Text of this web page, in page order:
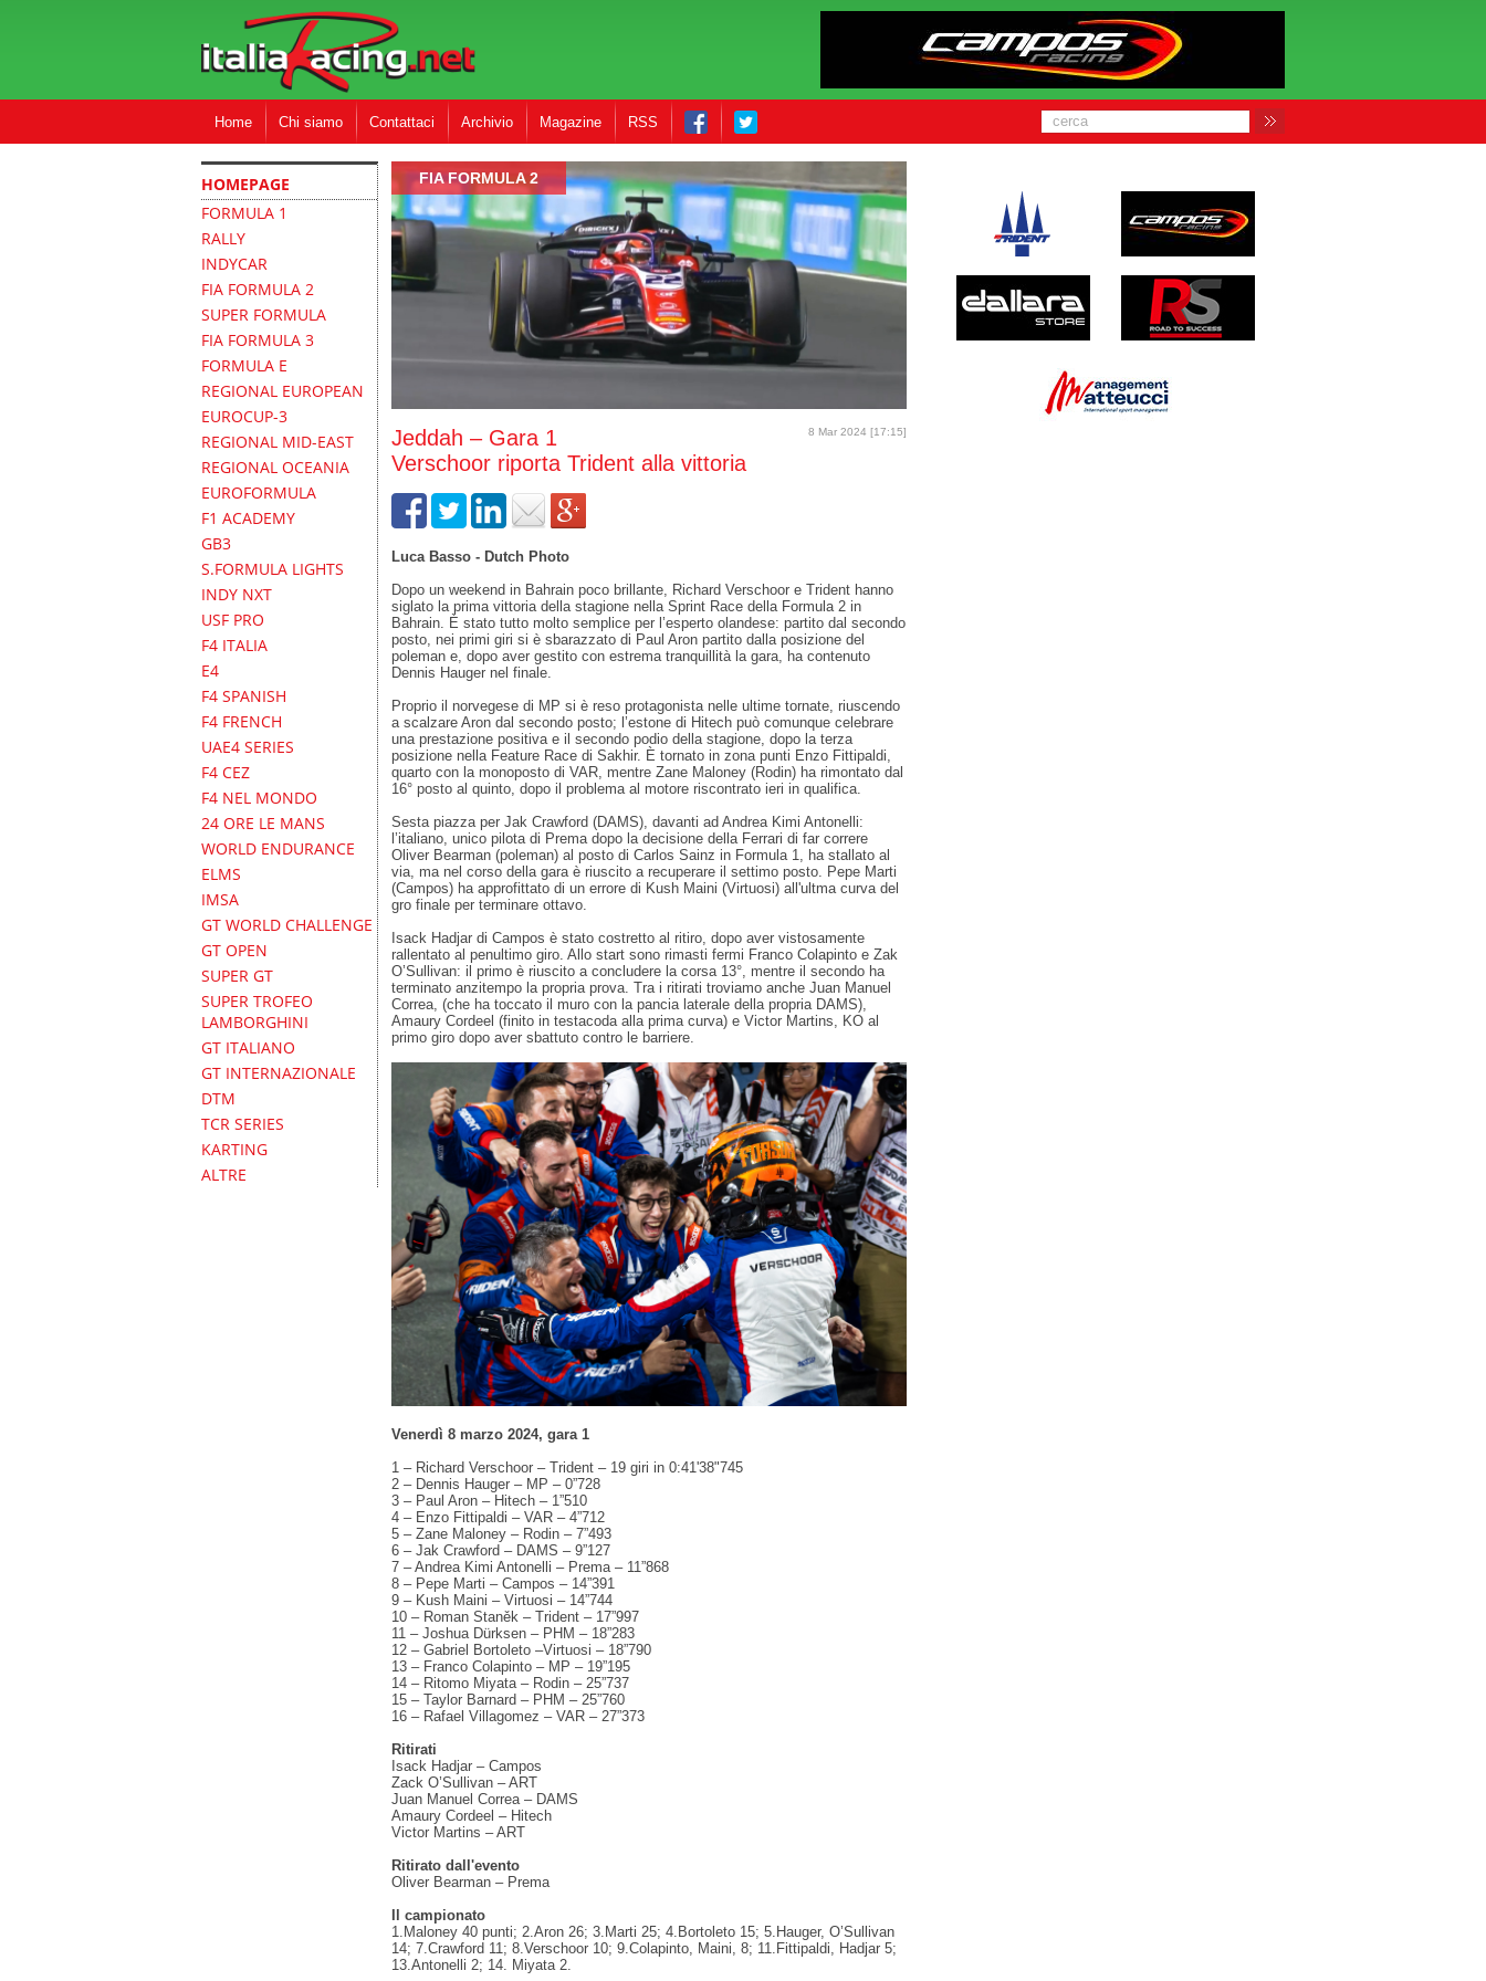
Home Chi siamo Contattaci Archivio Magazine RSS
HOMEPAGE
FORMULA 1
RALLY
INDYCAR
FIA FORMULA 2
SUPER FORMULA
FIA FORMULA 3
FORMULA E
REGIONAL EUROPEAN
EUROCUP-3
REGIONAL MID-EAST
REGIONAL OCEANIA
EUROFORMULA
F1 ACADEMY
GB3
S.FORMULA LIGHTS
INDY NXT
USF PRO
F4 ITALIA
E4
F4 SPANISH
F4 FRENCH
UAE4 SERIES
F4 CEZ
F4 NEL MONDO
24 ORE LE MANS
WORLD ENDURANCE
ELMS
IMSA
GT WORLD CHALLENGE
GT OPEN
SUPER GT
SUPER TROFEO
LAMBORGHINI
GT ITALIANO
GT INTERNAZIONALE
DTM
TCR SERIES
KARTING
ALTRE
FIA FORMULA 2
8 Mar 2024 [17:15]
Jeddah – Gara 1
Verschoor riporta Trident alla vittoria
Luca Basso - Dutch Photo
Dopo un weekend in Bahrain poco brillante, Richard Verschoor e Trident hanno
siglato la prima vittoria della stagione nella Sprint Race della Formula 2 in
Bahrain. È stato tutto molto semplice per l’esperto olandese: partito dal secondo
posto, nei primi giri si è sbarazzato di Paul Aron partito dalla posizione del
poleman e, dopo aver gestito con estrema tranquillità la gara, ha contenuto
Dennis Hauger nel finale.
Proprio il norvegese di MP si è reso protagonista nelle ultime tornate, riuscendo
a scalzare Aron dal secondo posto; l’estone di Hitech può comunque celebrare
una prestazione positiva e il secondo podio della stagione, dopo la terza
posizione nella Feature Race di Sakhir. È tornato in zona punti Enzo Fittipaldi,
quarto con la monoposto di VAR, mentre Zane Maloney (Rodin) ha rimontato dal
16° posto al quinto, dopo il problema al motore riscontrato ieri in qualifica.
Sesta piazza per Jak Crawford (DAMS), davanti ad Andrea Kimi Antonelli:
l’italiano, unico pilota di Prema dopo la decisione della Ferrari di far correre
Oliver Bearman (poleman) al posto di Carlos Sainz in Formula 1, ha stallato al
via, ma nel corso della gara è riuscito a recuperare il settimo posto. Pepe Marti
(Campos) ha approfittato di un errore di Kush Maini (Virtuosi) all'ultma curva del
gro finale per terminare ottavo.
Isack Hadjar di Campos è stato costretto al ritiro, dopo aver vistosamente
rallentato al penultimo giro. Allo start sono rimasti fermi Franco Colapinto e Zak
O’Sullivan: il primo è riuscito a concludere la corsa 13°, mentre il secondo ha
terminato anzitempo la propria prova. Tra i ritirati troviamo anche Juan Manuel
Correa, (che ha toccato il muro con la pancia laterale della propria DAMS),
Amaury Cordeel (finito in testacoda alla prima curva) e Victor Martins, KO al
primo giro dopo aver sbattuto contro le barriere.
Venerdì 8 marzo 2024, gara 1
1 – Richard Verschoor – Trident – 19 giri in 0:41'38"745
2 – Dennis Hauger – MP – 0”728
3 – Paul Aron – Hitech – 1”510
4 – Enzo Fittipaldi – VAR – 4”712
5 – Zane Maloney – Rodin – 7”493
6 – Jak Crawford – DAMS – 9”127
7 – Andrea Kimi Antonelli – Prema – 11”868
8 – Pepe Marti – Campos – 14”391
9 – Kush Maini – Virtuosi – 14”744
10 – Roman Staněk – Trident – 17”997
11 – Joshua Dürksen – PHM – 18”283
12 – Gabriel Bortoleto –Virtuosi – 18”790
13 – Franco Colapinto – MP – 19”195
14 – Ritomo Miyata – Rodin – 25”737
15 – Taylor Barnard – PHM – 25”760
16 – Rafael Villagomez – VAR – 27”373
Ritirati
Isack Hadjar – Campos
Zack O’Sullivan – ART
Juan Manuel Correa – DAMS
Amaury Cordeel – Hitech
Victor Martins – ART
Ritirato dall'evento
Oliver Bearman – Prema
Il campionato
1.Maloney 40 punti; 2.Aron 26; 3.Marti 25; 4.Bortoleto 15; 5.Hauger, O’Sullivan
14; 7.Crawford 11; 8.Verschoor 10; 9.Colapinto, Maini, 8; 11.Fittipaldi, Hadjar 5;
13.Antonelli 2; 14. Miyata 2.